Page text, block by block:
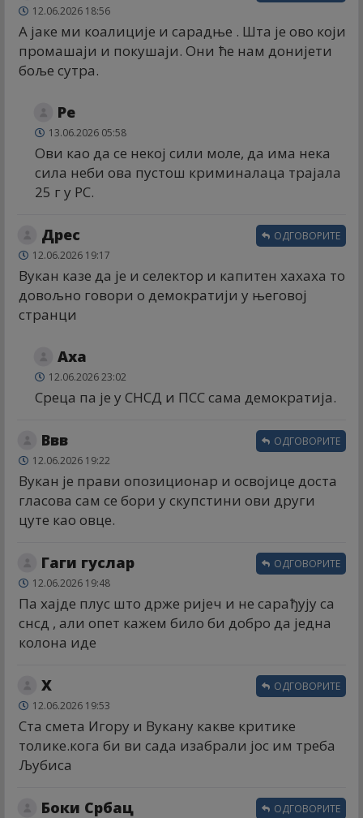
12.06.2026 18:56
А јаке ми коалиције и сарадње . Шта је ово који
промашаји и покушаји. Они ће нам донијети
боље сутра.
Ре
13.06.2026 05:58
Ови као да се некој сили моле, да има нека
сила неби ова пустош криминалаца трајала
25 г у РС.
Дрес
12.06.2026 19:17
Вукан казе да је и селектор и капитен хахаха то
довољно говори о демократији у његовој
странци
ОДГОВОРИТЕ
Аха
12.06.2026 23:02
Среца па је у СНСД и ПСС сама демократија.
Ввв
12.06.2026 19:22
Вукан је прави опозиционар и освојице доста
гласова сам се бори у скупстини ови други
цуте као овце.
ОДГОВОРИТЕ
Гаги гуслар
12.06.2026 19:48
Па хајде плус што држе ријеч и не сарађују са
снсд , али опет кажем било би добро да једна
колона иде
ОДГОВОРИТЕ
X
12.06.2026 19:53
Ста смета Игору и Вукану какве критике
толике.кога би ви сада изабрали јос им треба
Љубиса
ОДГОВОРИТЕ
Боки Србац ОДГОВОРИТЕ